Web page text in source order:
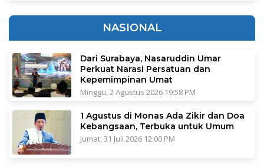
NASIONAL
Dari Surabaya, Nasaruddin Umar
Perkuat Narasi Persatuan dan
Kepemimpinan Umat
Minggu, 2 Agustus 2026 19:58 PM
1 Agustus di Monas Ada Zikir dan Doa
Kebangsaan, Terbuka untuk Umum
Jumat, 31 Juli 2026 12:00 PM